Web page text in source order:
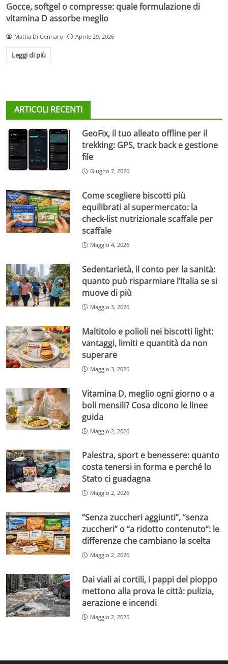
Gocce, softgel o compresse: quale formulazione di
vitamina D assorbe meglio
Mattia Di Gennaro Aprile 29, 2026
Leggi di più
ARTICOLI RECENTI
GeoFix, il tuo alleato offline per il
trekking: GPS, track back e gestione
file
Giugno 7, 2026
Come scegliere biscotti più
equilibrati al supermercato: la
check-list nutrizionale scaffale per
scaffale
Maggio 4, 2026
Sedentarietà, il conto per la sanità:
quanto può risparmiare l’Italia se si
muove di più
Maggio 3, 2026
Maltitolo e polioli nei biscotti light:
vantaggi, limiti e quantità da non
superare
Maggio 3, 2026
Vitamina D, meglio ogni giorno o a
boli mensili? Cosa dicono le linee
guida
Maggio 2, 2026
Palestra, sport e benessere: quanto
costa tenersi in forma e perché lo
Stato ci guadagna
Maggio 2, 2026
“Senza zuccheri aggiunti”, “senza
zuccheri” o “a ridotto contenuto”: le
differenze che cambiano la scelta
Maggio 2, 2026
Dai viali ai cortili, i pappi del pioppo
mettono alla prova le città: pulizia,
aerazione e incendi
Maggio 2, 2026